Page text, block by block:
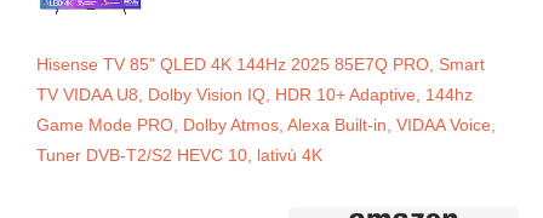
Hisense TV 85" QLED 4K 144Hz 2025 85E7Q PRO, Smart
TV VIDAA U8, Dolby Vision IQ, HDR 10+ Adaptive, 144hz
Game Mode PRO, Dolby Atmos, Alexa Built-in, VIDAA Voice,
Tuner DVB-T2/S2 HEVC 10, lativù 4K